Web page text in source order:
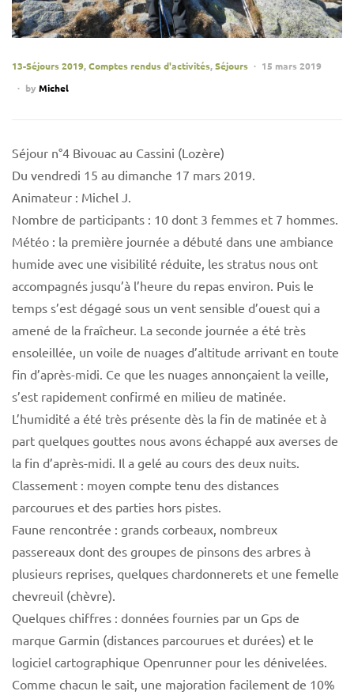
13-Séjours 2019,Comptes rendus d'activités,Séjours
15 mars 2019
by Michel
Séjour n°4 Bivouac au Cassini (Lozère)
Du vendredi 15 au dimanche 17 mars 2019.
Animateur : Michel J.
Nombre de participants : 10 dont 3 femmes et 7 hommes.
Météo : la première journée a débuté dans une ambiance
humide avec une visibilité réduite, les stratus nous ont
accompagnés jusqu’à l’heure du repas environ. Puis le
temps s’est dégagé sous un vent sensible d’ouest qui a
amené de la fraîcheur. La seconde journée a été très
ensoleillée, un voile de nuages d’altitude arrivant en toute
fin d’après-midi. Ce que les nuages annonçaient la veille,
s’est rapidement confirmé en milieu de matinée.
L’humidité a été très présente dès la fin de matinée et à
part quelques gouttes nous avons échappé aux averses de
la fin d’après-midi. Il a gelé au cours des deux nuits.
Classement : moyen compte tenu des distances
parcourues et des parties hors pistes.
Faune rencontrée : grands corbeaux, nombreux
passereaux dont des groupes de pinsons des arbres à
plusieurs reprises, quelques chardonnerets et une femelle
chevreuil (chèvre).
Quelques chiffres : données fournies par un Gps de
marque Garmin (distances parcourues et durées) et le
logiciel cartographique Openrunner pour les dénivelées.
Comme chacun le sait, une majoration facilement de 10%